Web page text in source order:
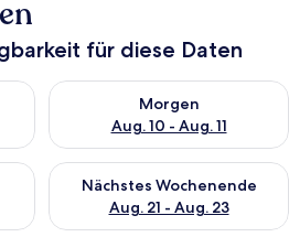
für diese Daten
für heute Nacht, Aug. 9 - Aug.
Morgen
Aug. 10 - Aug. 11
Überprüfe die Verfügbarkeit
für dieses Wochenende, Aug. 14
Nächstes Wochenende
Aug. 21 - Aug. 23
Überprüfe die Verfügbarkeit